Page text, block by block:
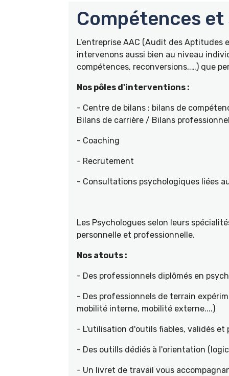
Compétences
L'entreprise AAC (Audit des Aptitudes
intervenons aussi bien au niveau
compétences, reconversions,.…) que
Nos pôles d'interventions :
- Centre de bilans : bilans de
Bilans de carrière / Bilans
- Coaching
- Recrutement
- Consultations psychologiques liées
Les Psychologues selon leurs
personnelle et professionnelle.
Nos atouts :
- Des professionnels diplômés en
- Des professionnels de terrain
mobilité interne, mobilité externe....)
- L'utilisation d'outils fiables, validés et
- Des outills dédiés à l'orientation
- Un livret de travail vous